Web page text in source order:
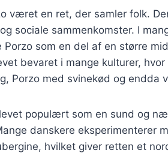
været en ret, der samler folk.
sociale sammenkomster. I
Porzo som en del af en større
bevaret i mange kulturer,
Porzo med svinekød og endda
populært som en sund og
danskere eksperimenterer
hvilket giver retten et